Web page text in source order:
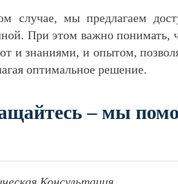
случае, мы предлагаем
При этом важно понимать,
и знаниями, и опытом,
оптимальное решение.
– мы